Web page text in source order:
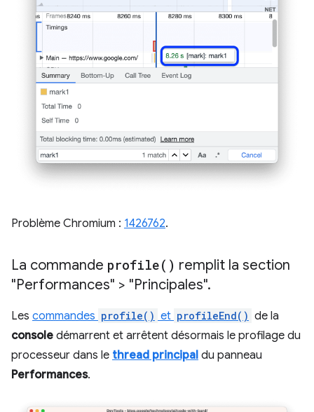
Problème Chromium : 1426762.
La commande profile( ) remplit la section
"Performances" > "Principales".
Les commandes profile() et profileEnd() de la
console démarrent et arrêtent désormais le profilage du
processeur dans le thread principal du panneau
Performances.